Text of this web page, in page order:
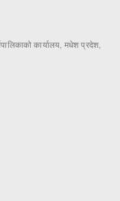
कार्यालय, मधेश प्रदेश,